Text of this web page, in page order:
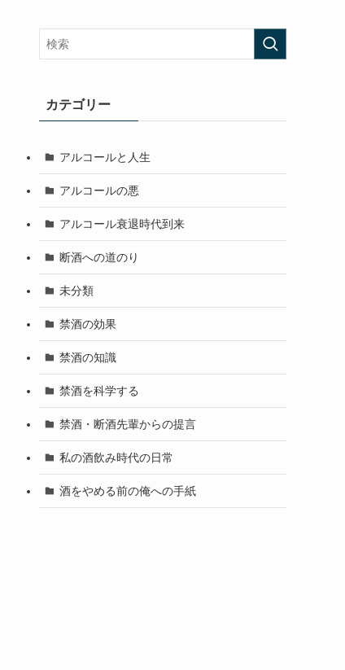
カテゴリー
アルコールと人生
アルコールの悪
アルコール衰退時代到来
断酒への道のり
未分類
禁酒の効果
禁酒の知識
禁酒を科学する
禁酒・断酒先輩からの提言
私の酒飲み時代の日常
酒をやめる前の俺への手紙